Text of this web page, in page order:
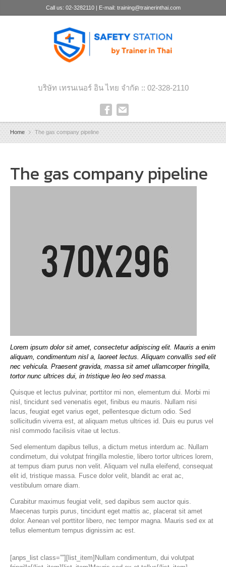
Call us: 02-3282110 | E-mail: training@trainerinthai.com
บริษัท เทรนเนอร์ อิน ไทย จำกัด :: 02-328-2110
Home The gas company pipeline
The gas company pipeline
Lorem ipsum dolor sit amet, consectetur adipiscing elit. Mauris a enim
aliquam, condimentum nisl a, laoreet lectus. Aliquam convallis sed elit
nec vehicula. Praesent gravida, massa sit amet ullamcorper fringilla,
tortor nunc ultrices dui, in tristique leo leo sed massa.
Quisque et lectus pulvinar, porttitor mi non, elementum dui. Morbi mi
nisl, tincidunt sed venenatis eget, finibus eu mauris. Nullam nisi
lacus, feugiat eget varius eget, pellentesque dictum odio. Sed
sollicitudin viverra est, at aliquam metus ultrices id. Duis eu purus vel
nisl commodo facilisis vitae ut lectus.
Sed elementum dapibus tellus, a dictum metus interdum ac. Nullam
condimetum, dui volutpat fringilla molestie, libero tortor ultrices lorem,
at tempus diam purus non velit. Aliquam vel nulla eleifend, consequat
elit id, tristique massa. Fusce dolor velit, blandit ac erat ac,
vestibulum ornare diam.
Curabitur maximus feugiat velit, sed dapibus sem auctor quis.
Maecenas turpis purus, tincidunt eget mattis ac, placerat sit amet
dolor. Aenean vel porttitor libero, nec tempor magna. Mauris sed ex at
tellus elementum tempus dignissim ac est.
[anps_list class=””][list_item]Nullam condimentum, dui volutpat